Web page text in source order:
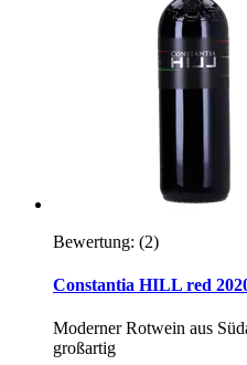
Bewertung: (2)
Constantia HILL red
Moderner Rotwein aus
großartig